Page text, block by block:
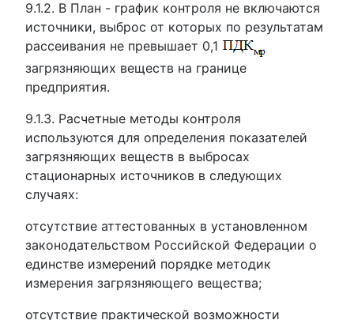
9.1.2. В План - график контроля не включаются
источники, выброс от которых по результатам
рассеивания не превышает 0,1
загрязняющих веществ на границе
предприятия.
9.1.3. Расчетные методы контроля
используются для определения показателей
загрязняющих веществ в выбросах
стационарных источников в следующих
случаях:
отсутствие аттестованных в установленном
законодательством Российской Федерации о
единстве измерений порядке методик
измерения загрязняющего вещества;
отсутствие практической возможности